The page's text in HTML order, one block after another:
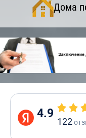
Дома
4.9
122